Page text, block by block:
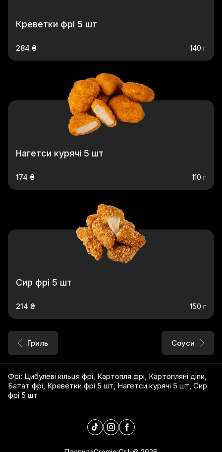
Креветки фрі 5 шт
284 ₴ 140 г
Нагетси курячі 5 шт
174 ₴ 110 г
Сир фрі 5 шт
214 ₴ 150 г
Гриль Соуси
Фрі: Цибулеві кільця фрі, Картопля фрі, Картопляні діпи,
Батат фрі, Креветки фрі 5 шт, Нагетси курячі 5 шт, Сир
фрі 5 шт